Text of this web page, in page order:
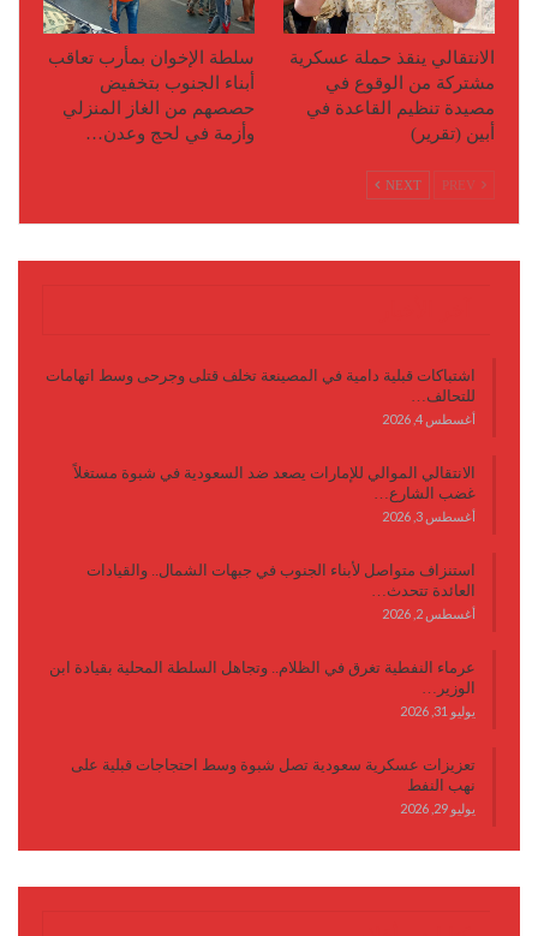
الانتقالي ينقذ حملة عسكرية
مشتركة من الوقوع في
مصيدة تنظيم القاعدة في
أبين (تقرير)
سلطة الإخوان بمأرب تعاقب
أبناء الجنوب بتخفيض
حصصهم من الغاز المنزلي
وأزمة في لحج وعدن…
NEXT
اشتباكات قبلية دامية في المصينعة تخلف قتلى وجرحى وسط اتهامات
للتحالف…
أغسطس 4, 2026
الانتقالي الموالي للإمارات يصعد ضد السعودية في شبوة مستغلاً
غضب الشارع…
أغسطس 3, 2026
استنزاف متواصل لأبناء الجنوب في جبهات الشمال.. والقيادات
العائدة تتحدث…
أغسطس 2, 2026
عرماء النفطية تغرق في الظلام.. وتجاهل السلطة المحلية بقيادة ابن
الوزير…
يوليو 31, 2026
تعزيزات عسكرية سعودية تصل شبوة وسط احتجاجات قبلية على
نهب النفط
يوليو 29, 2026